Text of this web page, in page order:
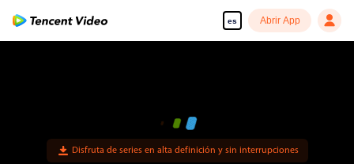
es Abrir App
Disfruta de series en alta definición y sin interrupciones